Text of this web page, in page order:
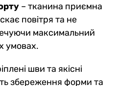
– тканина приємна
повітря та не
максимальний
умовах.
шви та якісні
збереження форми та